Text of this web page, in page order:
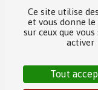
Poêle à granulés
Plancher
Ce site utilise
et vous donne
sur ceux que
activer
Tout